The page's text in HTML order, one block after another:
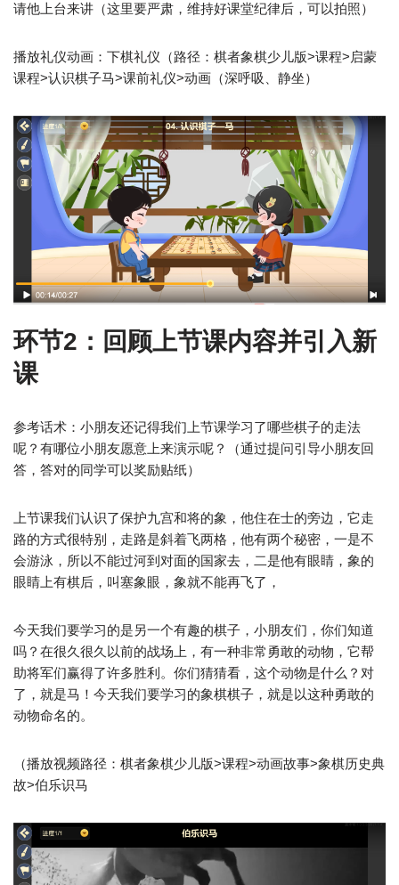
请他上台来讲（这里要严肃，维持好课堂纪律后，可以拍照）
播放礼仪动画：下棋礼仪（路径：棋者象棋少儿版>课程>启蒙
课程>认识棋子马>课前礼仪>动画（深呼吸、静坐）
环节2：回顾上节课内容并引入新
课
参考话术：小朋友还记得我们上节课学习了哪些棋子的走法
呢？有哪位小朋友愿意上来演示呢？（通过提问引导小朋友回
答，答对的同学可以奖励贴纸）
上节课我们认识了保护九宫和将的象，他住在士的旁边，它走
路的方式很特别，走路是斜着飞两格，他有两个秘密，一是不
会游泳，所以不能过河到对面的国家去，二是他有眼睛，象的
眼睛上有棋后，叫塞象眼，象就不能再飞了，
今天我们要学习的是另一个有趣的棋子，小朋友们，你们知道
吗？在很久很久以前的战场上，有一种非常勇敢的动物，它帮
助将军们赢得了许多胜利。你们猜猜看，这个动物是什么？对
了，就是马！今天我们要学习的象棋棋子，就是以这种勇敢的
动物命名的。
（播放视频路径：棋者象棋少儿版>课程>动画故事>象棋历史典
故>伯乐识马